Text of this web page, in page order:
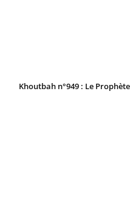
Khoutbah n°949 : Le